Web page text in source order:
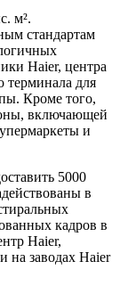
м².
стандартам
Haier, центра
терминала для
Кроме того,
включающей
и
5000
в
кадров в
Haier,
на заводах Haier